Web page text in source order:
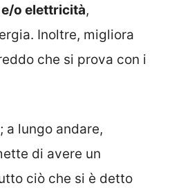
o elettricità,
Inoltre, migliora
che si prova con i
a lungo andare,
di avere un
ciò che si è detto